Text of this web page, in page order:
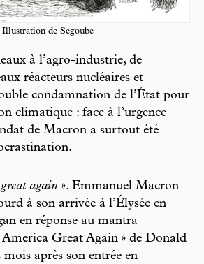
Illustration de Segoube
à l’agro-industrie, de
réacteurs nucléaires et
condamnation de l’État pour
climatique : face à l’urgence
de Macron a surtout été
again ». Emmanuel Macron
à son arrivée à l’Élysée en
en réponse au mantra
America Great Again » de Donald
après son entrée en